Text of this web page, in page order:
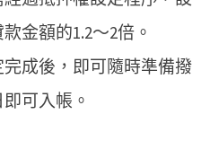
金額的1.2～2倍。
成後，即可隨時準備撥
可入帳。